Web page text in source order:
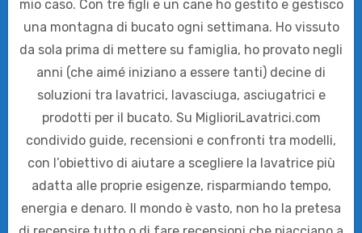
mio caso. Con tre figli e un cane ho gestito e gestisco
una montagna di bucato ogni settimana. Ho vissuto
da sola prima di mettere su famiglia, ho provato negli
anni (che aimé iniziano a essere tanti) decine di
soluzioni tra lavatrici, lavasciuga, asciugatrici e
prodotti per il bucato. Su MiglioriLavatrici.com
condivido guide, recensioni e confronti tra modelli,
con l’obiettivo di aiutare a scegliere la lavatrice più
adatta alle proprie esigenze, risparmiando tempo,
energia e denaro. Il mondo è vasto, non ho la pretesa